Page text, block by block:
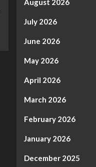
August 2026
July 2026
June 2026
May 2026
April 2026
March 2026
February 2026
January 2026
December 2025